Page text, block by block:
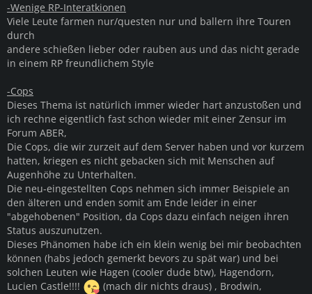
-Wenige RP-Interatkionen
Viele Leute farmen nur/questen nur und ballern ihre Touren
durch
andere schießen lieber oder rauben aus und das nicht gerade
in einem RP freundlichem Style
-Cops
Dieses Thema ist natürlich immer wieder hart anzustoßen und
ich rechne eigentlich fast schon wieder mit einer Zensur im
Forum ABER,
Die Cops, die wir zurzeit auf dem Server haben und vor kurzem
hatten, kriegen es nicht gebacken sich mit Menschen auf
Augenhöhe zu Unterhalten.
Die neu-eingestellten Cops nehmen sich immer Beispiele an
den älteren und enden somit am Ende leider in einer
"abgehobenen" Position, da Cops dazu einfach neigen ihren
Status auszunutzen.
Dieses Phänomen habe ich ein klein wenig bei mir beobachten
können (habs jedoch gemerkt bevors zu spät war) und bei
solchen Leuten wie Hagen (cooler dude btw), Hagendorn,
Lucien Castle!!!!
(mach dir nichts draus) , Brodwin,